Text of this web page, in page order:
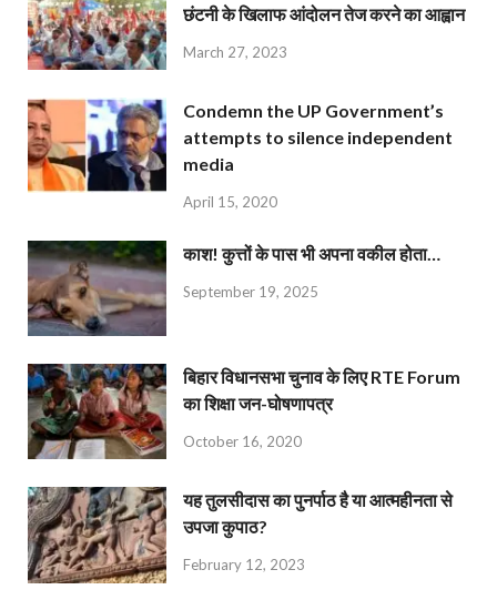
छंटनी के खिलाफ आंदोलन तेज करने का आह्वान
March 27, 2023
Condemn the UP Government’s
attempts to silence independent
media
April 15, 2020
काश! कुत्तों के पास भी अपना वकील होता…
September 19, 2025
बिहार विधानसभा चुनाव के लिए RTE Forum
का शिक्षा जन-घोषणापत्र
October 16, 2020
यह तुलसीदास का पुनर्पाठ है या आत्महीनता से
उपजा कुपाठ?
February 12, 2023